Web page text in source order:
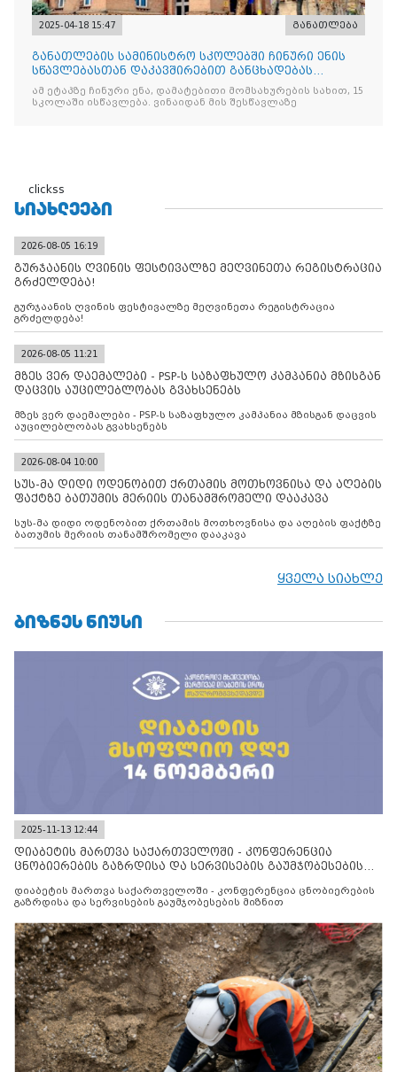
2025-04-18 15:47 განათლება
განათლების სამინისტრო სკოლებში ჩინური ენის
სწავლებასთან დაკავშირებით განცხადებას
ავრცელებს
ამ ეტაპზე ჩინური ენა, დამატებითი მომსახურების სახით, 15
სკოლაში ისწავლება. ვინაიდან მის შესწავლაზე
clickss
ᲡᲘᲐᲮᲚᲔᲔᲑᲘ
2026-08-05 16:19
გურჯაანის ღვინის ფესტივალზე მეღვინეთა რეგისტრაცია
გრძელდება!
გურჯაანის ღვინის ფესტივალზე მეღვინეთა რეგისტრაცია
გრძელდება!
2026-08-05 11:21
მზეს ვერ დაემალები - PSP-ს საზაფხულო კამპანია მზისგან
დაცვის აუცილებლობას გვახსენებს
მზეს ვერ დაემალები - PSP-ს საზაფხულო კამპანია მზისგან დაცვის
აუცილებლობას გვახსენებს
2026-08-04 10:00
სუს-მა დიდი ოდენობით ქრთამის მოთხოვნისა და აღების
ფაქტზე ბათუმის მერიის თანამშრომელი დააკავა
სუს-მა დიდი ოდენობით ქრთამის მოთხოვნისა და აღების ფაქტზე
ბათუმის მერიის თანამშრომელი დააკავა
ყველა სიახლე
ᲑᲘᲖᲜᲔᲡ ᲜᲘᲣᲡᲘ
2025-11-13 12:44
დიაბეტის მართვა საქართველოში - კონფერენცია
ცნობიერების გაზრდისა და სერვისების გაუმჯობესების
დიაბეტის მართვა საქართველოში - კონფერენცია ცნობიერების
გაზრდისა და სერვისების გაუმჯობესების მიზნით